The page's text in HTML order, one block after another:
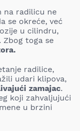
na radilicu ne
se okreće, već
u cilindru,
Zbog toga se
radilice,
udari klipova,
zamajac.
koji zahvaljujući
u brzini